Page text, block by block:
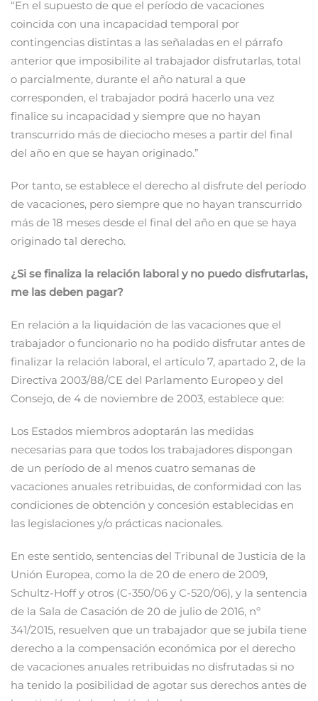
“En el supuesto de que el período de vacaciones
coincida con una incapacidad temporal por
contingencias distintas a las señaladas en el párrafo
anterior que imposibilite al trabajador disfrutarlas, total
o parcialmente, durante el año natural a que
corresponden, el trabajador podrá hacerlo una vez
finalice su incapacidad y siempre que no hayan
transcurrido más de dieciocho meses a partir del final
del año en que se hayan originado.”
Por tanto, se establece el derecho al disfrute del período
de vacaciones, pero siempre que no hayan transcurrido
más de 18 meses desde el final del año en que se haya
originado tal derecho.
¿Si se finaliza la relación laboral y no puedo disfrutarlas,
me las deben pagar?
En relación a la liquidación de las vacaciones que el
trabajador o funcionario no ha podido disfrutar antes de
finalizar la relación laboral, el artículo 7, apartado 2, de la
Directiva 2003/88/CE del Parlamento Europeo y del
Consejo, de 4 de noviembre de 2003, establece que:
Los Estados miembros adoptarán las medidas
necesarias para que todos los trabajadores dispongan
de un período de al menos cuatro semanas de
vacaciones anuales retribuidas, de conformidad con las
condiciones de obtención y concesión establecidas en
las legislaciones y/o prácticas nacionales.
En este sentido, sentencias del Tribunal de Justicia de la
Unión Europea, como la de 20 de enero de 2009,
Schultz-Hoff y otros (C-350/06 y C-520/06), y la sentencia
de la Sala de Casación de 20 de julio de 2016, nº
341/2015, resuelven que un trabajador que se jubila tiene
derecho a la compensación económica por el derecho
de vacaciones anuales retribuidas no disfrutadas si no
ha tenido la posibilidad de agotar sus derechos antes de